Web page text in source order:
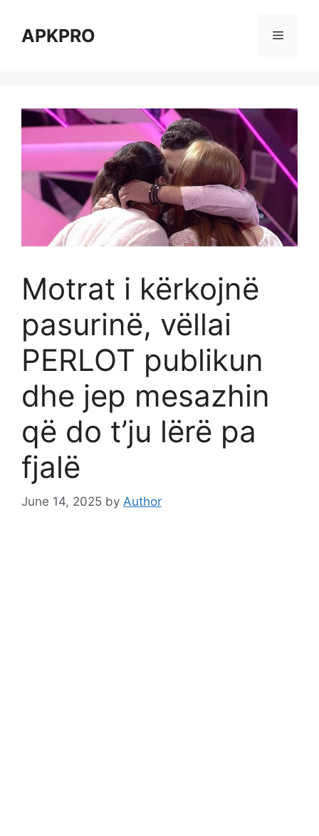
contentAPKPRO Menu
Motrat i kërkojnë
pasurinë, vëllai
PERLOT publikun
dhe jep mesazhin
që do t’ju lërë pa
fjalë
June 14, 2025 by Author